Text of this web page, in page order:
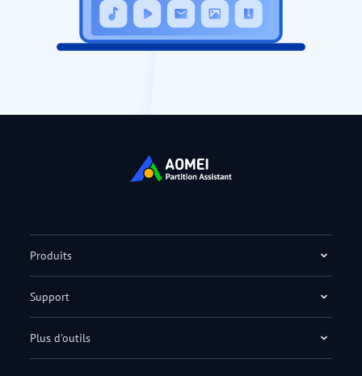
Produits
Support
Plus d'outils